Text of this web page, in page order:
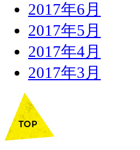
2017年6月
2017年5月
2017年4月
2017年3月